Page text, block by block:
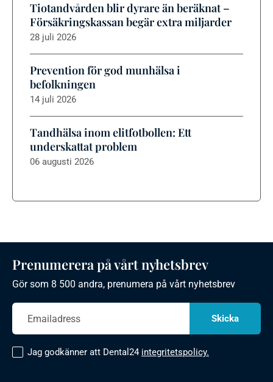
Tiotandvården blir dyrare än beräknat –
Försäkringskassan begär extra miljarder
28 juli 2026
Prevention för god munhälsa i
befolkningen
14 juli 2026
Tandhälsa inom elitfotbollen: Ett
underskattat problem
06 augusti 2026
Prenumerera på vårt nyhetsbrev
Gör som 8 500 andra, prenumera på vårt nyhetsbrev
Jag godkänner att Dental24 integritetspolicy.